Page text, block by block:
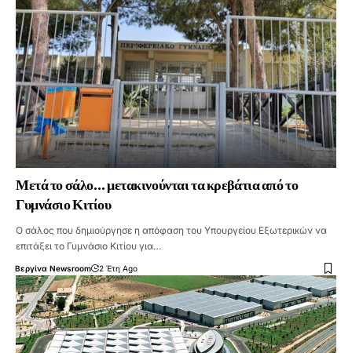
Μετά το σάλο… μετακινούνται τα κρεβάτια από το
Γυμνάσιο Κιτίου
Ο σάλος που δημιούργησε η απόφαση του Υπουργείου Εξωτερικών να
επιτάξει το Γυμνάσιο Κιτίου για…
Βεργίνα Newsroom 2 Έτη Ago